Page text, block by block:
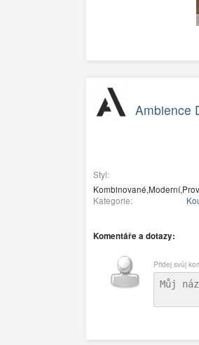
Ambience
Styl:
Kategorie:
Komentáře a dotazy:
Přidej svůj